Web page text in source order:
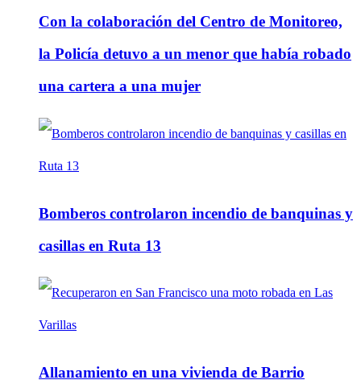
Con la colaboración del Centro de Monitoreo,
la Policía detuvo a un menor que había robado
una cartera a una mujer
Bomberos controlaron incendio de banquinas y
casillas en Ruta 13
Allanamiento en una vivienda de Barrio